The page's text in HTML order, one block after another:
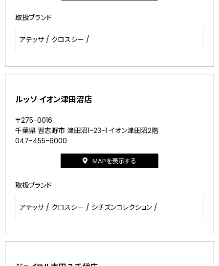
取扱ブランド
アテッサ / クロスシー /
ルッソ イオン津田沼店
〒275-0016
千葉県 習志野市 津田沼1-23-1 イオン津田沼2階
047-455-6000
MAPを表示する
取扱ブランド
アテッサ / クロスシー / シチズンコレクション /